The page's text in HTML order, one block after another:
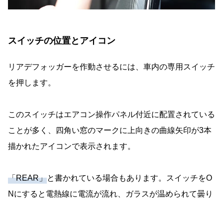
スイッチの位置とアイコン
リアデフォッガーを作動させるには、車内の専用スイッチ
を押します。
このスイッチはエアコン操作パネル付近に配置されている
ことが多く、四角い窓のマークに上向きの曲線矢印が3本
描かれたアイコンで表示されます。
「REAR」と書かれている場合もあります。スイッチをO
Nにすると電熱線に電流が流れ、ガラスが温められて曇り